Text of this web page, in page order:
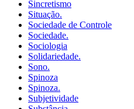
Sincretismo
Situação.
Sociedade de Controle
Sociedade.
Sociologia
Solidariedade.
Sono.
Spinoza
Spinoza.
Subjetividade